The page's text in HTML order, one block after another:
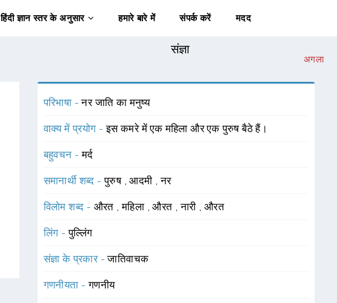
हिंदी ज्ञान स्तर के अनुसार हमारे बारे में संपर्क करें मदद
संज्ञा
अगला
परिभाषा -नर जाति का मनुष्य
वाक्य में प्रयोग -इस कमरे में एक महिला और एक पुरुष बैठे हैं।
बहुवचन -मर्द
समानार्थी शब्द -पुरुष ,आदमी ,नर
विलोम शब्द - औरत ,महिला ,औरत ,नारी , औरत
लिंग -पुल्लिंग
संज्ञा के प्रकार -जातिवाचक
गणनीयता -गणनीय